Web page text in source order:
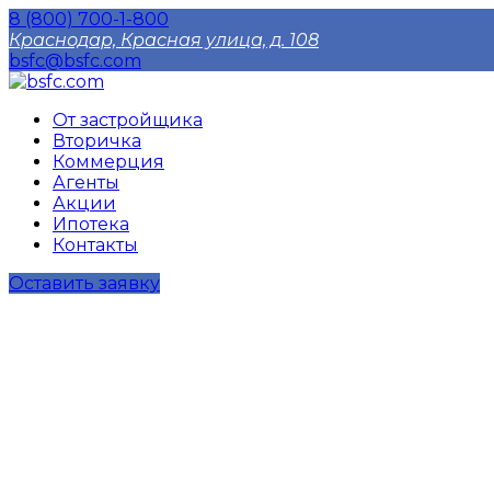
8 (800) 700-1-800
Краснодар, Красная улица, д. 108
bsfc@bsfc.com
От застройщика
Вторичка
Коммерция
Агенты
Акции
Ипотека
Контакты
Оставить заявку